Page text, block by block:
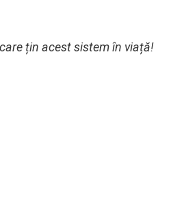
țin acest sistem în viață!